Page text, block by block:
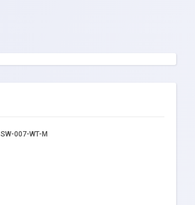
SW-007-WT-M